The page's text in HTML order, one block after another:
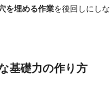
を埋める作業を後回しにしな
基礎力の作り方